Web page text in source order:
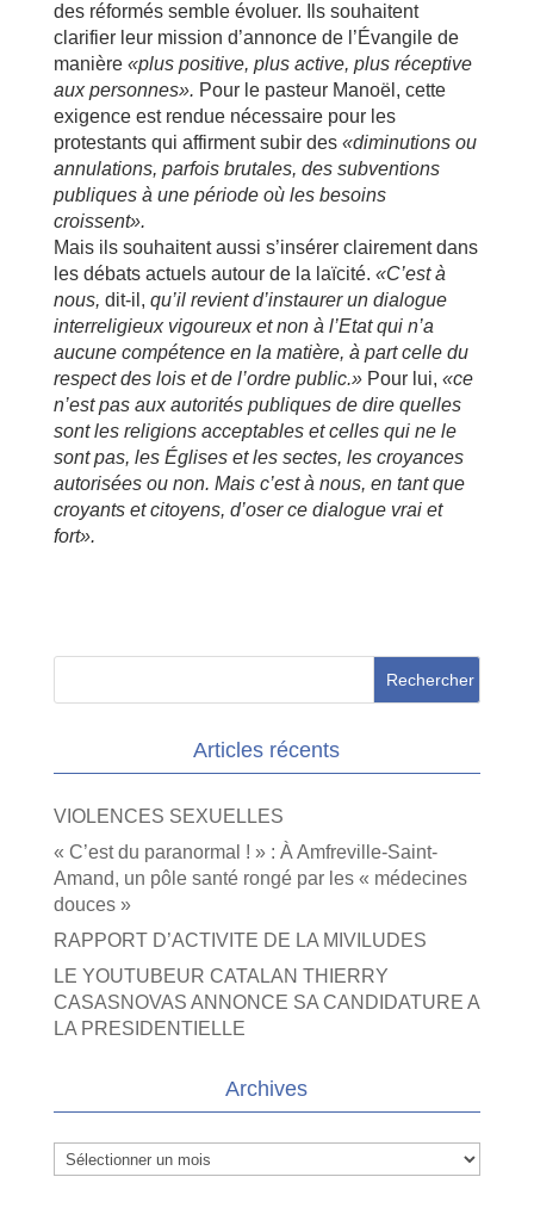
des réformés semble évoluer. Ils souhaitent
clarifier leur mission d’annonce de l’Évangile de
manière «plus positive, plus active, plus réceptive
aux personnes». Pour le pasteur Manoël, cette
exigence est rendue nécessaire pour les
protestants qui affirment subir des «diminutions ou
annulations, parfois brutales, des subventions
publiques à une période où les besoins
croissent».
Mais ils souhaitent aussi s’insérer clairement dans
les débats actuels autour de la laïcité. «C’est à
nous, dit-il, qu’il revient d’instaurer un dialogue
interreligieux vigoureux et non à l’Etat qui n’a
aucune compétence en la matière, à part celle du
respect des lois et de l’ordre public.» Pour lui, «ce
n’est pas aux autorités publiques de dire quelles
sont les religions acceptables et celles qui ne le
sont pas, les Églises et les sectes, les croyances
autorisées ou non. Mais c’est à nous, en tant que
croyants et citoyens, d’oser ce dialogue vrai et
fort».
Articles récents
VIOLENCES SEXUELLES
« C’est du paranormal ! » : À Amfreville-Saint-
Amand, un pôle santé rongé par les « médecines
douces »
RAPPORT D’ACTIVITE DE LA MIVILUDES
LE YOUTUBEUR CATALAN THIERRY
CASASNOVAS ANNONCE SA CANDIDATURE A
LA PRESIDENTIELLE
Archives
Archives